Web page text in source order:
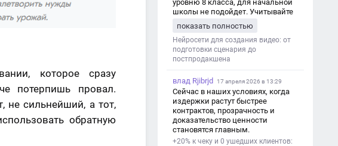
которое сразу
потерпишь провал.
не сильнейший, а тот,
обратную
уровню 8 класса, для начальной
школы не подойдет. Учитывайте
уровня работы. Структура проекта 1.
Титульный лист - Название школы.
- Тип работы: «Проектная работа». -
Тема проекта. - Кто выполнил:
должность учителя. - Город, год. 2.
Введение - Актуальность темы
(почему это важно). - Цель и
задачи проекта. - Объект и предмет
исследования. - Методы работы. 3.
Основная часть - Теоретическая
показать полностью
Нейросети для создания видео: от
подготовки сценария до
постпродакшена
влад Rjibrjd 17 апреля 2026 в 13:29
Сейчас в наших условиях, когда
издержки растут быстрее
контрактов, прозрачность и
доказательство ценности
становятся главным.
+20% к чеку и 0 ушедших клиентов: